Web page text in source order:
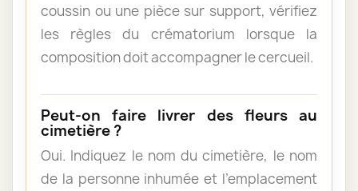
coussin ou une pièce sur support, vérifiez
les règles du crématorium lorsque la
composition doit accompagner le cercueil.
Peut-on faire livrer des fleurs au
cimetière ?
Oui. Indiquez le nom du cimetière, le nom
de la personne inhumée et l’emplacement